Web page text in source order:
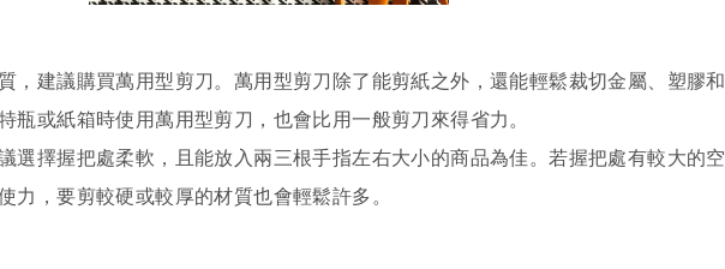
，建議購買萬用型剪刀。萬用型剪刀除了能剪紙之外，還能輕鬆裁切金屬、塑膠和
瓶或紙箱時使用萬用型剪刀，也會比用一般剪刀來得省力。
選擇握把處柔軟，且能放入兩三根手指左右大小的商品為佳。若握把處有較大的空
力，要剪較硬或較厚的材質也會輕鬆許多。